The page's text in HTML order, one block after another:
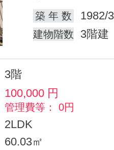
築 年 数
1982/
建物階数 3階建
3階
100,000 円
管理費等： 0円
2LDK
60.03㎡